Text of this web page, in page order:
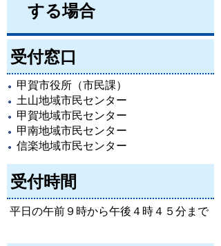
する場合
受付窓口
甲賀市役所（市民課）
土山地域市民センター
甲賀地域市民センター
甲南地域市民センター
信楽地域市民センター
受付時間
平日の午前９時から午後４時４５分まで